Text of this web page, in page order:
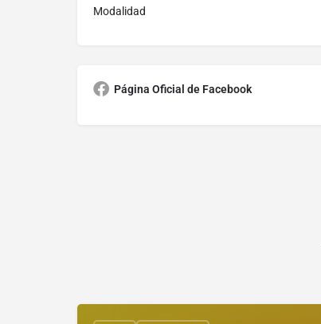
Modalidad
Página Oficial de Facebook